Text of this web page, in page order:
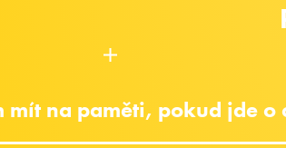
mít na paměti, pokud jde